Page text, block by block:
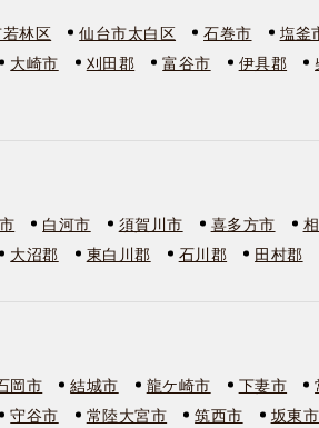
林区 仙台市太白区 石巻市 塩釜
大崎市 刈田郡 富谷市 伊具郡
白河市 須賀川市 喜多方市
大沼郡 東白川郡 石川郡 田村郡
岡市 結城市 龍ケ崎市 下妻市
守谷市 常陸大宮市 筑西市 坂東市